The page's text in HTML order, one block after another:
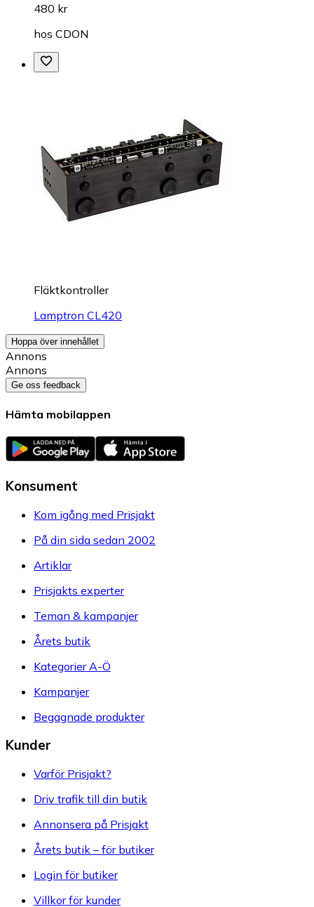
480 kr
hos CDON
Fläktkontroller
Lamptron CL420
Hoppa över innehållet
Annons
Annons
Ge oss feedback
Hämta mobilappen
Konsument
Kom igång med Prisjakt
På din sida sedan 2002
Artiklar
Prisjakts experter
Teman & kampanjer
Årets butik
Kategorier A-Ö
Kampanjer
Begagnade produkter
Kunder
Varför Prisjakt?
Driv trafik till din butik
Annonsera på Prisjakt
Årets butik – för butiker
Login för butiker
Villkor för kunder